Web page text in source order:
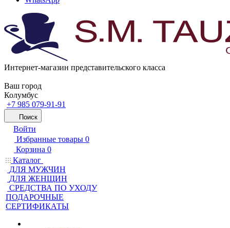
Интернет-магазин представительского класса
Ваш город
Колумбус
+7 985 079-91-91
Поиск
Войти
Избранные товары 0
Корзина 0
Каталог
ДЛЯ МУЖЧИН
ДЛЯ ЖЕНЩИН
CРЕДСТВА ПО УХОДУ
ПОДАРОЧНЫЕ
СЕРТИФИКАТЫ